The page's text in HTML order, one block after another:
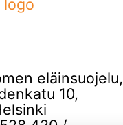
eläinsuojelu,
10,